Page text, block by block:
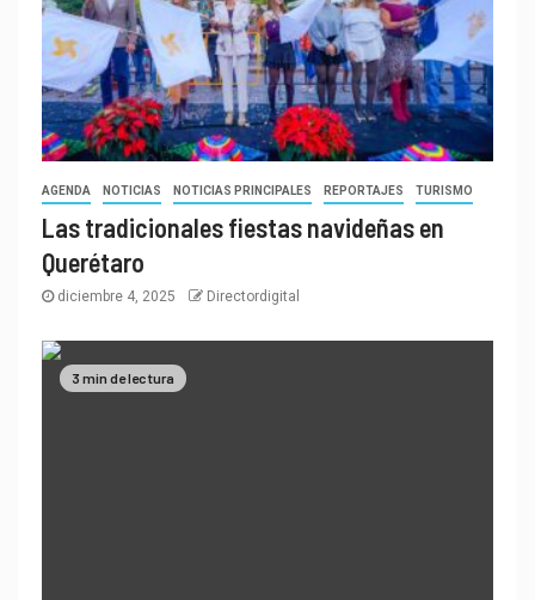
AGENDA NOTICIAS NOTICIAS PRINCIPALES REPORTAJES TURISMO
Las tradicionales fiestas navideñas en
Querétaro
diciembre 4, 2025 Directordigital
3 min de lectura